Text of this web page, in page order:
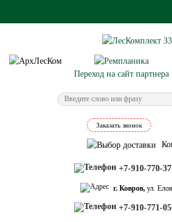
Переход на сайт партнера
Заказать звонок
+7-910-770-
г. Ковров, ул.
+7-910-771-